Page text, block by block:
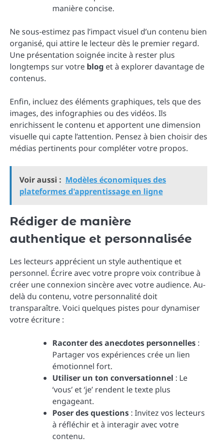
manière concise.
Ne sous-estimez pas l’impact visuel d’un contenu bien
organisé, qui attire le lecteur dès le premier regard.
Une présentation soignée incite à rester plus
longtemps sur votre blog et à explorer davantage de
contenus.
Enfin, incluez des éléments graphiques, tels que des
images, des infographies ou des vidéos. Ils
enrichissent le contenu et apportent une dimension
visuelle qui capte l’attention. Pensez à bien choisir des
médias pertinents pour compléter votre propos.
Voir aussi : Modèles économiques des
plateformes d'apprentissage en ligne
Rédiger de manière
authentique et personnalisée
Les lecteurs apprécient un style authentique et
personnel. Écrire avec votre propre voix contribue à
créer une connexion sincère avec votre audience. Au-
delà du contenu, votre personnalité doit
transparaître. Voici quelques pistes pour dynamiser
votre écriture :
Raconter des anecdotes personnelles :
Partager vos expériences crée un lien
émotionnel fort.
Utiliser un ton conversationnel : Le
‘vous’ et ‘je’ rendent le texte plus
engageant.
Poser des questions : Invitez vos lecteurs
à réfléchir et à interagir avec votre
contenu.